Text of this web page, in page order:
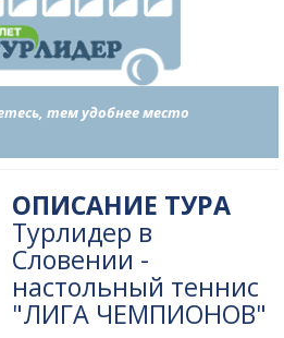
тем удобнее место
ОПИСАНИЕ ТУРА
Турлидер в
Словении -
настольный теннис
"ЛИГА ЧЕМПИОНОВ"